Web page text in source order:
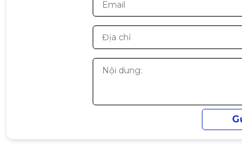
Phù hợp sử dụng
✔ Laptop không có cổng mạng LAN
✔ Chơi game cần mạng ổn định
✔ Làm việc văn phòng / tải dữ liệu